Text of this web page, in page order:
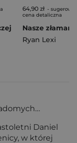
64,90 zł -
cena detaliczna
Ryan Lexi
Daniel
w której